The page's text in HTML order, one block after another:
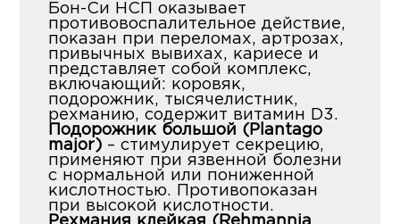
Бон-Си НСП оказывает
противовоспалительное действие,
показан при переломах, артрозах,
привычных вывихах, кариесе и
представляет собой комплекс,
включающий: коровяк,
подорожник, тысячелистник,
рехманию, содержит витамин D3.
Подорожник большой (Plantago
major) – стимулирует секрецию,
применяют при язвенной болезни
с нормальной или пониженной
кислотностью. Противопоказан
при высокой кислотности.